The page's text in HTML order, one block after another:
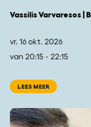
Vassilis Varvaresos |
vr. 16 okt. 2026
van 20:15 - 22:15
LEES MEER